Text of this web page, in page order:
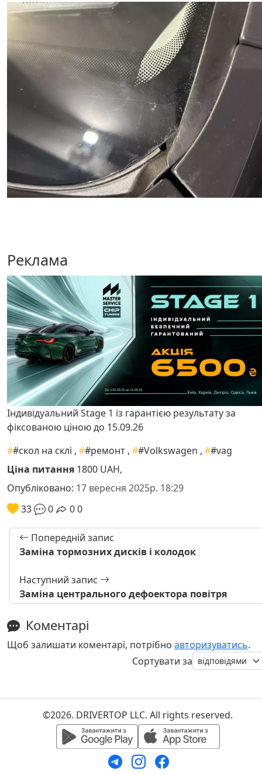
Реклама
Індивідуальний Stage 1 із гарантією результату за
фіксованою ціною до 15.09.26
##скол на склі , ##ремонт , ##Volkswagen , ##vag
Ціна питання 1800 UAH,
Опубліковано: 17 вересня 2025р. 18:29
33
0 00
Попередній запис
Заміна тормозних дисків і колодок
Наступний запис
Заміна центрального дефоектора повітря
Коментарі
Щоб залишати коментарі, потрібно авторизуватись.
Сортувати за
©2026. DRIVERTOP LLC. All rights reserved.